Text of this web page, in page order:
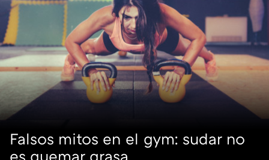
Falsos mitos en el gym: sudar no
es quemar grasa